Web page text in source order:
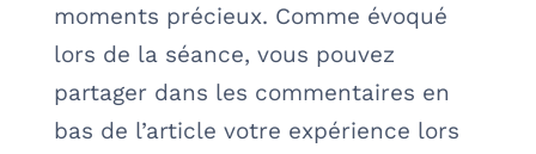
moments précieux. Comme évoqué
lors de la séance, vous pouvez
partager dans les commentaires en
bas de l’article votre expérience lors